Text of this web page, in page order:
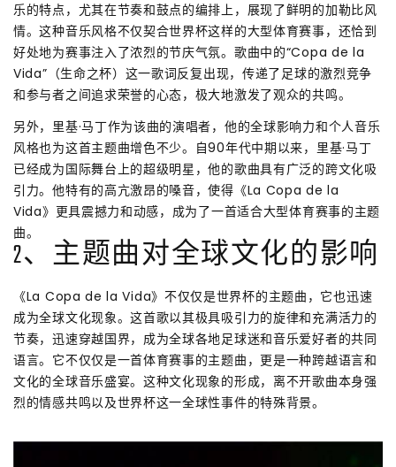
乐的特点，尤其在节奏和鼓点的编排上，展现了鲜明的加勒比风
情。这种音乐风格不仅契合世界杯这样的大型体育赛事，还恰到
好处地为赛事注入了浓烈的节庆气氛。歌曲中的“Copa de la
Vida”（生命之杯）这一歌词反复出现，传递了足球的激烈竞争
和参与者之间追求荣誉的心态，极大地激发了观众的共鸣。
另外，里基·马丁作为该曲的演唱者，他的全球影响力和个人音乐
风格也为这首主题曲增色不少。自90年代中期以来，里基·马丁
已经成为国际舞台上的超级明星，他的歌曲具有广泛的跨文化吸
引力。他特有的高亢激昂的嗓音，使得《La Copa de la
Vida》更具震撼力和动感，成为了一首适合大型体育赛事的主题
曲。
2、主题曲对全球文化的影响
《La Copa de la Vida》不仅仅是世界杯的主题曲，它也迅速
成为全球文化现象。这首歌以其极具吸引力的旋律和充满活力的
节奏，迅速穿越国界，成为全球各地足球迷和音乐爱好者的共同
语言。它不仅仅是一首体育赛事的主题曲，更是一种跨越语言和
文化的全球音乐盛宴。这种文化现象的形成，离不开歌曲本身强
烈的情感共鸣以及世界杯这一全球性事件的特殊背景。